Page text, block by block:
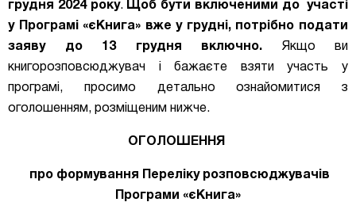
грудня 2024 року. Щоб бути включеними до участі
у Програмі «єКнига» вже у грудні, потрібно подати
заяву до 13 грудня включно.
Якщо ви
книгорозповсюджувач і бажаєте взяти участь у
програмі, просимо детально ознайомитися з
оголошенням, розміщеним нижче.
ОГОЛОШЕННЯ
про формування Переліку розповсюджувачів
Програми «єКнига»